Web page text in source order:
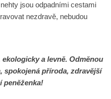
jsou odpadními cestami
nezdravě, nebudou
a levně. Odměnou
spokojená příroda, zdravější
peněženka!